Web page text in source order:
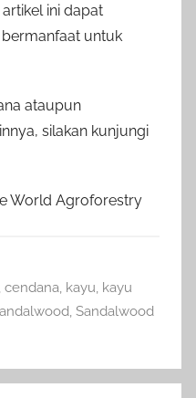
ini dapat
untuk
ataupun
silakan kunjungi
World Agroforestry
cendana, kayu, kayu
, Sandalwood